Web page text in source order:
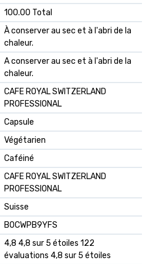
‎100.00 Total
‎À conserver au sec et à l'abri de la
chaleur.
‎A conserver au sec et à l'abri de la
chaleur.
‎CAFE ROYAL SWITZERLAND
PROFESSIONAL
‎Capsule
‎Végétarien
‎Caféiné
‎CAFE ROYAL SWITZERLAND
PROFESSIONAL
‎Suisse
B0CWPB9YFS
4,8 4,8 sur 5 étoiles 122
évaluations 4,8 sur 5 étoiles